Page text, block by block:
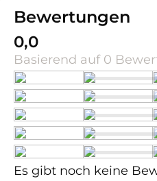
Bewertungen
0,0
Basierend auf 0
Es gibt noch keine